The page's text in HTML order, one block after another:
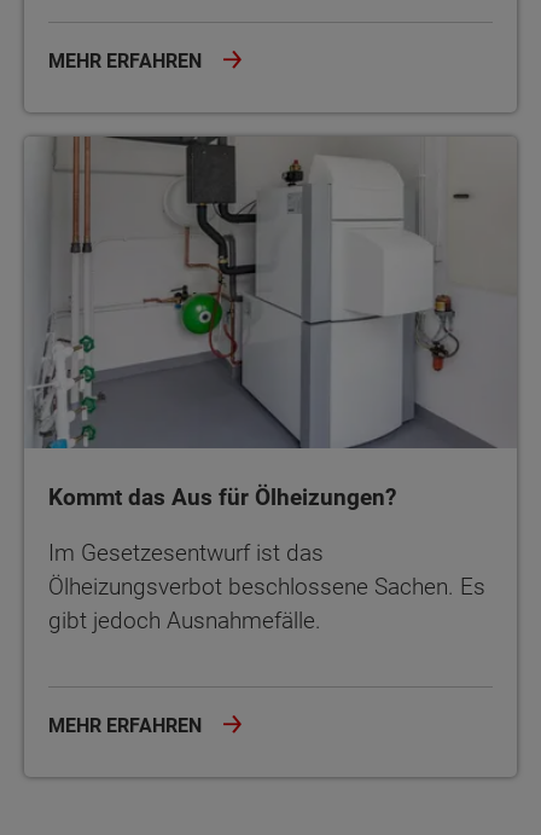
MEHR ERFAHREN
Kommt das Aus für Ölheizungen?
Kommt das Aus für Ölheizungen?
Im Gesetzesentwurf ist das
Ölheizungsverbot beschlossene Sachen. Es
gibt jedoch Ausnahmefälle.
MEHR ERFAHREN